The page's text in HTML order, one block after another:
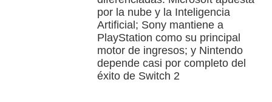
por la nube y la Inteligencia
Artificial; Sony mantiene a
PlayStation como su principal
motor de ingresos; y Nintendo
depende casi por completo del
éxito de Switch 2